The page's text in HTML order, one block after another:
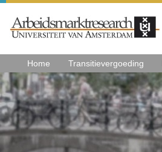
Home Transitievergoeding